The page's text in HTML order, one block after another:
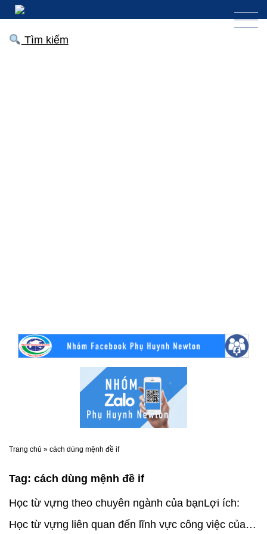
Tìm kiếm
Trang chủ » cách dùng mệnh đề if
Tag: cách dùng mệnh đề if
Học từ vựng theo chuyên ngành của bạnLợi ích:
Học từ vựng liên quan đến lĩnh vực công việc của